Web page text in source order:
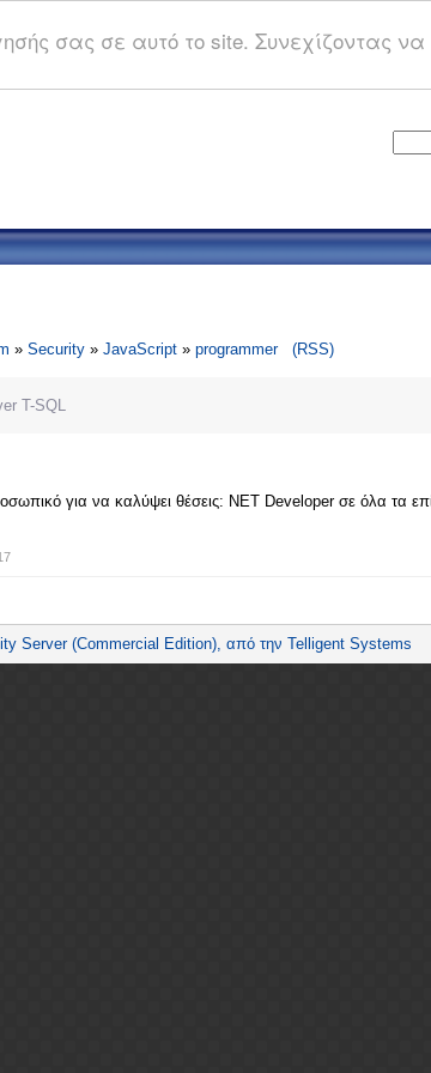
σας σε αυτό το site. Συνεχίζοντας να
» Security » JavaScript » programmer (RSS)
T-SQL
για να καλύψει θέσεις: ΝΕΤ Developer σε όλα τα